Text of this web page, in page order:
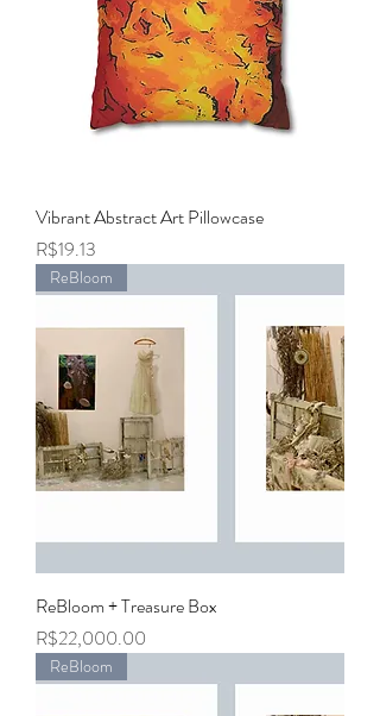
Vibrant Abstract Art Pillowcase
Price
R$19.13
ReBloom
ReBloom + Treasure Box
Price
R$22,000.00
ReBloom